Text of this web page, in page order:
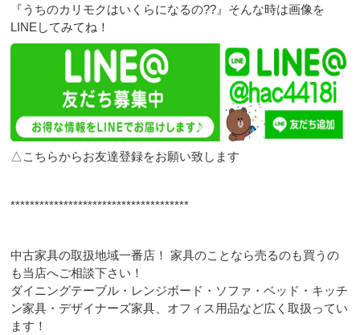
『うちのカリモクはいくらになるの??』そんな時は画像を
LINEしてみてね！
△こちらからお友達登録をお願い致します
*************************************
中古家具の取扱地域一番店！ 家具のことなら売るのも買うの
も当店へご相談下さい！
ダイニングテーブル・レンジボード・ソファ・ベッド・キッチ
ン家具・デザイナーズ家具、オフィス用品など広く取扱ってい
ます！